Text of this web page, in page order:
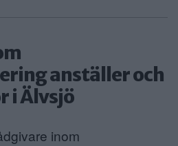
anställer och
i Älvsjö
inom